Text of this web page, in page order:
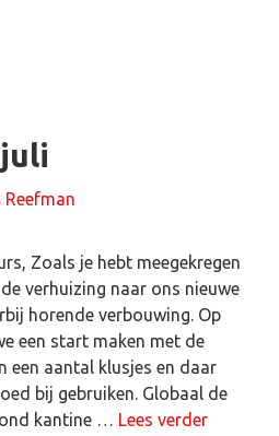
Reefman
Zoals je hebt meegekregen
verhuizing naar ons nieuwe
horende verbouwing. Op
een start maken met de
een aantal klusjes en daar
bij gebruiken. Globaal de
kantine … Lees verder